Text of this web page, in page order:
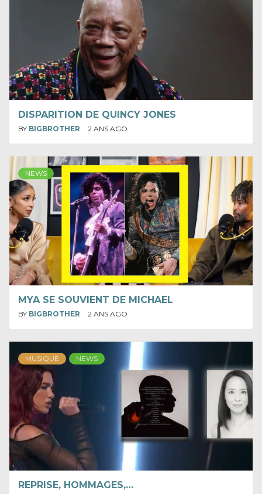
DISPARITION DE QUINCY JONES
BY BIGBROTHER 2 ANS AGO
NEWS
MYA SE SOUVIENT DE MICHAEL
BY BIGBROTHER 2 ANS AGO
MUSIQUE NEWS
REPRISE, HOMMAGES,…